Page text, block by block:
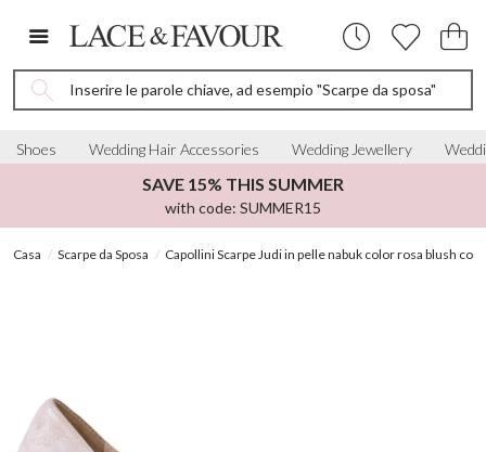
Inserire le parole chiave, ad esempio "Scarpe da sposa"
Shoes Wedding Hair Accessories Wedding Jewellery
SAVE 15% THIS SUMMER
with code: SUMMER15
Casa Scarpe da Sposa Capollini Scarpe Judi in pelle nabuk color rosa blush